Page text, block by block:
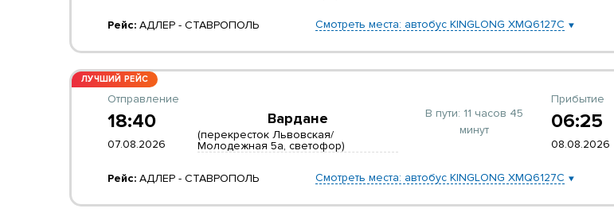
Рейс: АДЛЕР - СТАВРОПОЛЬ Смотреть места: автобус KINGLONG XMQ6127C
ЛУЧШИЙ РЕЙС
Отправление
18:40
07.08.2026
Вардане
(перекресток Львовская/
Молодежная 5а, светофор)
В пути: 11 часов 45
минут
Прибытие
06:25
08.08.2026
Рейс: АДЛЕР - СТАВРОПОЛЬ Смотреть места: автобус KINGLONG XMQ6127C